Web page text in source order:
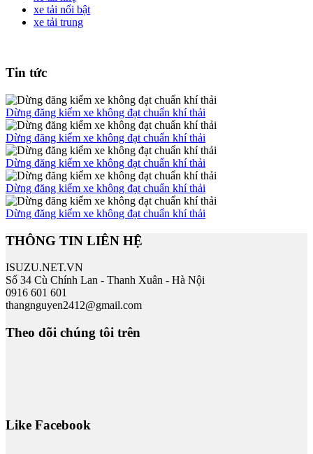
xe tải nổi bật
xe tải trung
Tin tức
Dừng đăng kiểm xe không đạt chuẩn khí thải
Dừng đăng kiểm xe không đạt chuẩn khí thải
Dừng đăng kiểm xe không đạt chuẩn khí thải
Dừng đăng kiểm xe không đạt chuẩn khí thải
Dừng đăng kiểm xe không đạt chuẩn khí thải
THÔNG TIN LIÊN HỆ
ISUZU.NET.VN
Số 34 Cù Chính Lan - Thanh Xuân - Hà Nội
0916 601 601
thangnguyen2412@gmail.com
Theo dõi chúng tôi trên
Like Facebook